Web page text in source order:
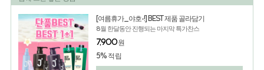
[여름휴가_야호-!] BEST 제품 골라담기
8월 한달동안 진행되는 마지막 특가찬스
7,900원
5% 적립